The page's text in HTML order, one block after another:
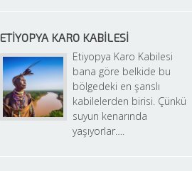
ETIYOPYA KARO KABILESI
Etiyopya Karo Kabilesi
bana göre belkide bu
bölgedeki en şanslı
kabilelerden birisi. Çünkü
suyun kenarında
yaşıyorlar….